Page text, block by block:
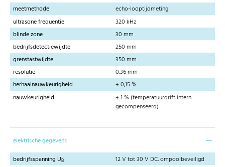
meetmethode
echo-looptijdmeting
ultrasone frequentie
320 kHz
blinde zone
30 mm
bedrijfsdetectiewijdte
250 mm
grenstastwijdte
350 mm
resolutie
0,36 mm
herhaalnauwkeurigheid
± 0,15 %
nauwkeurigheid
± 1 % (temperatuurdrift intern
gecompenseerd)
elektrische gegevens
bedrijfsspanning UB 12 V tot 30 V DC, ompoolbeveiligd